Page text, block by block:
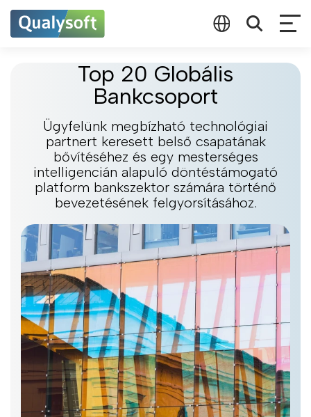
Top 20 Globális
Bankcsoport
Ügyfelünk megbízható technológiai
partnert keresett belső csapatának
bővítéséhez és egy mesterséges
intelligencián alapuló döntéstámogató
platform bankszektor számára történő
bevezetésének felgyorsításához.